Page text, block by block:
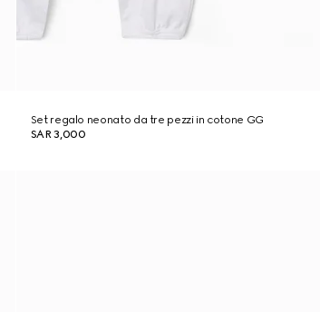
Set regalo neonato da tre pezzi in cotone GG
SAR 3,000